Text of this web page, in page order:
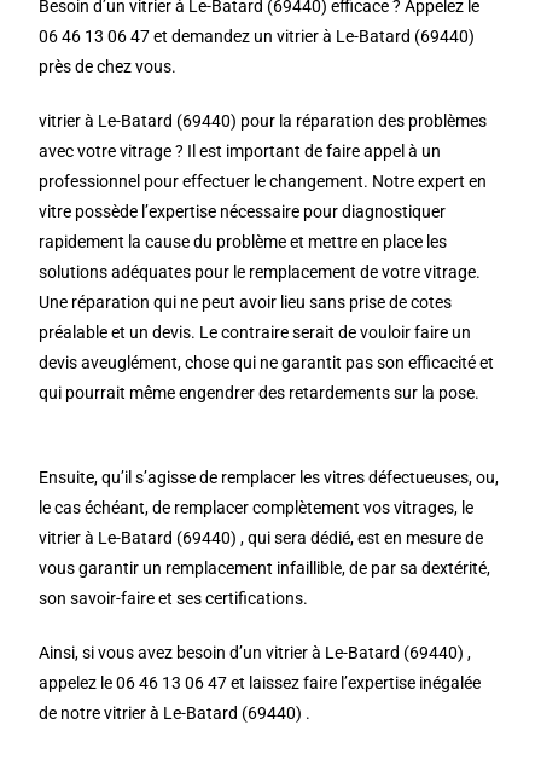
Besoin d’un vitrier à Le-Batard (69440) efficace ? Appelez le
06 46 13 06 47 et demandez un vitrier à Le-Batard (69440)
près de chez vous.
vitrier à Le-Batard (69440) pour la réparation des problèmes
avec votre vitrage ? Il est important de faire appel à un
professionnel pour effectuer le changement. Notre expert en
vitre possède l’expertise nécessaire pour diagnostiquer
rapidement la cause du problème et mettre en place les
solutions adéquates pour le remplacement de votre vitrage.
Une réparation qui ne peut avoir lieu sans prise de cotes
préalable et un devis. Le contraire serait de vouloir faire un
devis aveuglément, chose qui ne garantit pas son efficacité et
qui pourrait même engendrer des retardements sur la pose.
Ensuite, qu’il s’agisse de remplacer les vitres défectueuses, ou,
le cas échéant, de remplacer complètement vos vitrages, le
vitrier à Le-Batard (69440) , qui sera dédié, est en mesure de
vous garantir un remplacement infaillible, de par sa dextérité,
son savoir-faire et ses certifications.
Ainsi, si vous avez besoin d’un vitrier à Le-Batard (69440) ,
appelez le 06 46 13 06 47 et laissez faire l’expertise inégalée
de notre vitrier à Le-Batard (69440) .